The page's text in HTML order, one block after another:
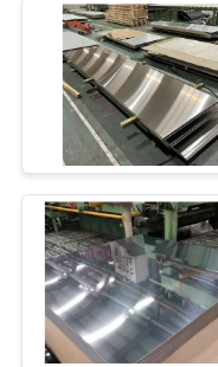
Bobine
de tôle